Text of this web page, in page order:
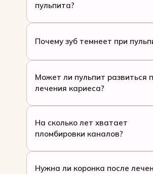
пульпита?
Почему зуб темнеет при
Может ли пульпит развиться
лечения кариеса?
На сколько лет хватает
пломбировки каналов?
Нужна ли коронка после